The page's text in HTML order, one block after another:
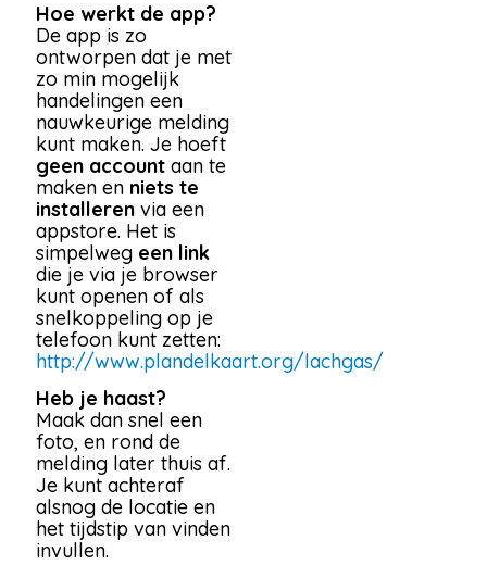
Hoe werkt de app?
De app is zo
ontworpen dat je met
zo min mogelijk
handelingen een
nauwkeurige melding
kunt maken. Je hoeft
geen account aan te
maken en niets te
installeren via een
appstore. Het is
simpelweg een link
die je via je browser
kunt openen of als
snelkoppeling op je
telefoon kunt zetten:
http://www.plandelkaart.org/lachgas/
Heb je haast?
Maak dan snel een
foto, en rond de
melding later thuis af.
Je kunt achteraf
alsnog de locatie en
het tijdstip van vinden
invullen.